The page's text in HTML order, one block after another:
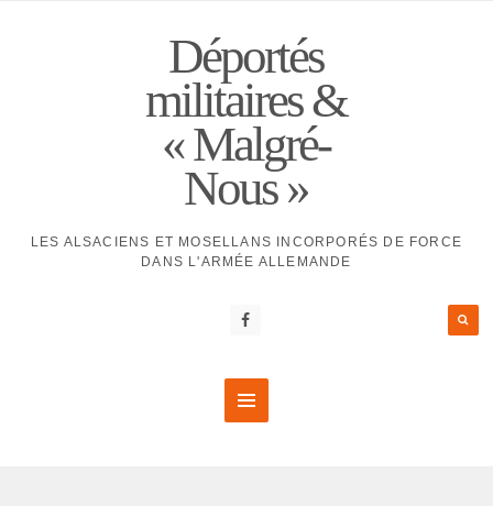
Déportés
militaires &
« Malgré-
Nous »
LES ALSACIENS ET MOSELLANS INCORPORÉS DE FORCE
DANS L'ARMÉE ALLEMANDE